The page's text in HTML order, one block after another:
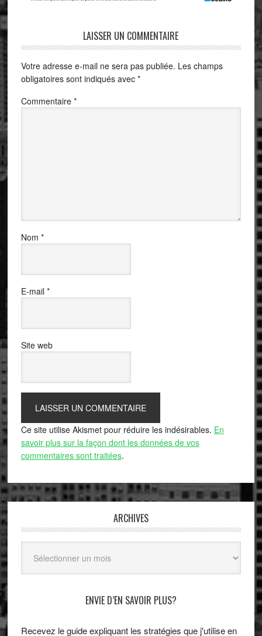
LAISSER UN COMMENTAIRE
Votre adresse e-mail ne sera pas publiée. Les champs
obligatoires sont indiqués avec *
Commentaire *
Nom *
E-mail *
Site web
Ce site utilise Akismet pour réduire les indésirables. En
savoir plus sur la façon dont les données de vos
commentaires sont traitées.
ARCHIVES
ENVIE D’EN SAVOIR PLUS?
Recevez le guide expliquant les stratégies que j'utilise en